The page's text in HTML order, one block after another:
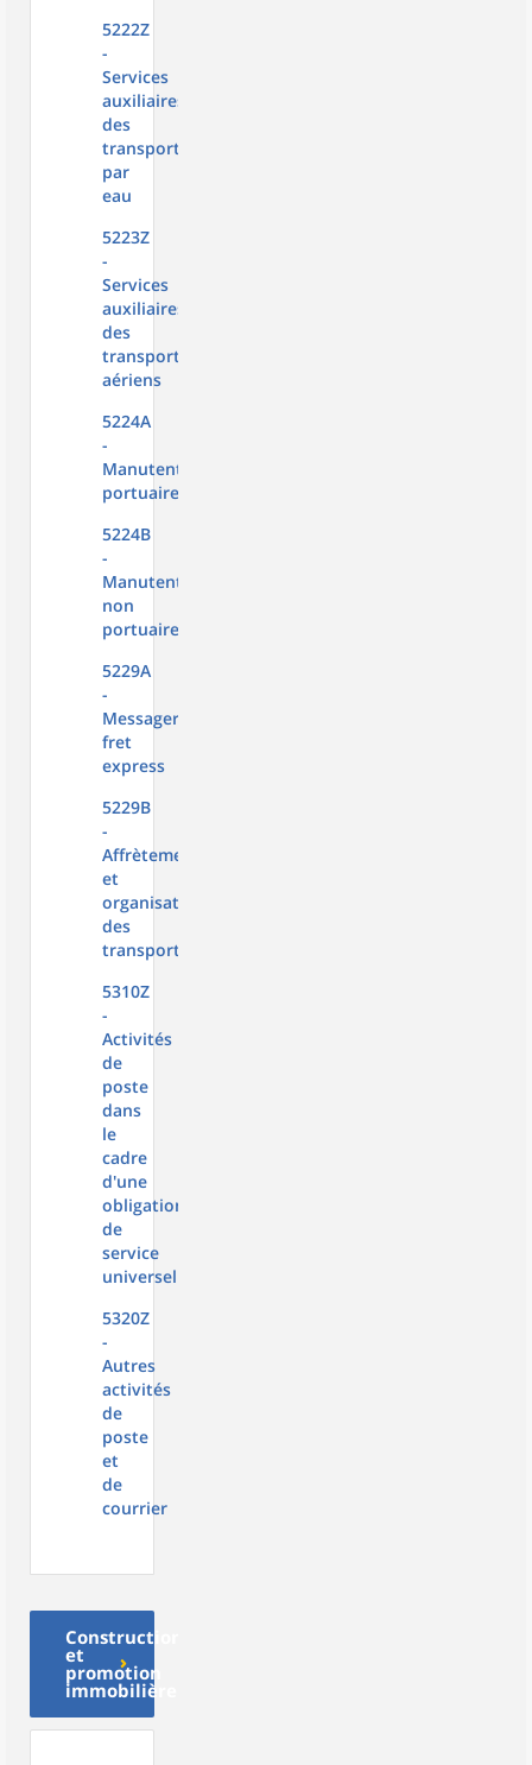
5222Z
-
Services
auxiliaires
des
transports
par
eau
5223Z
-
Services
auxiliaires
des
transports
aériens
5224A
-
Manutention
portuaire
5224B
-
Manutention
non
portuaire
5229A
-
Messagerie,
fret
express
5229B
-
Affrètement
et
organisation
des
transports
5310Z
-
Activités
de
poste
dans
le
cadre
d'une
obligation
de
service
universel
5320Z
-
Autres
activités
de
poste
et
de
courrier
Construction
et
promotion
immobilière